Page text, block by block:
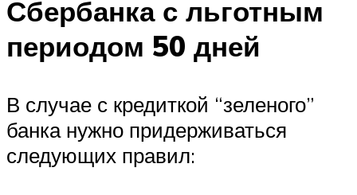
Сбербанка с льготным
периодом 50 дней
В случае с кредиткой “зеленого”
банка нужно придерживаться
следующих правил: